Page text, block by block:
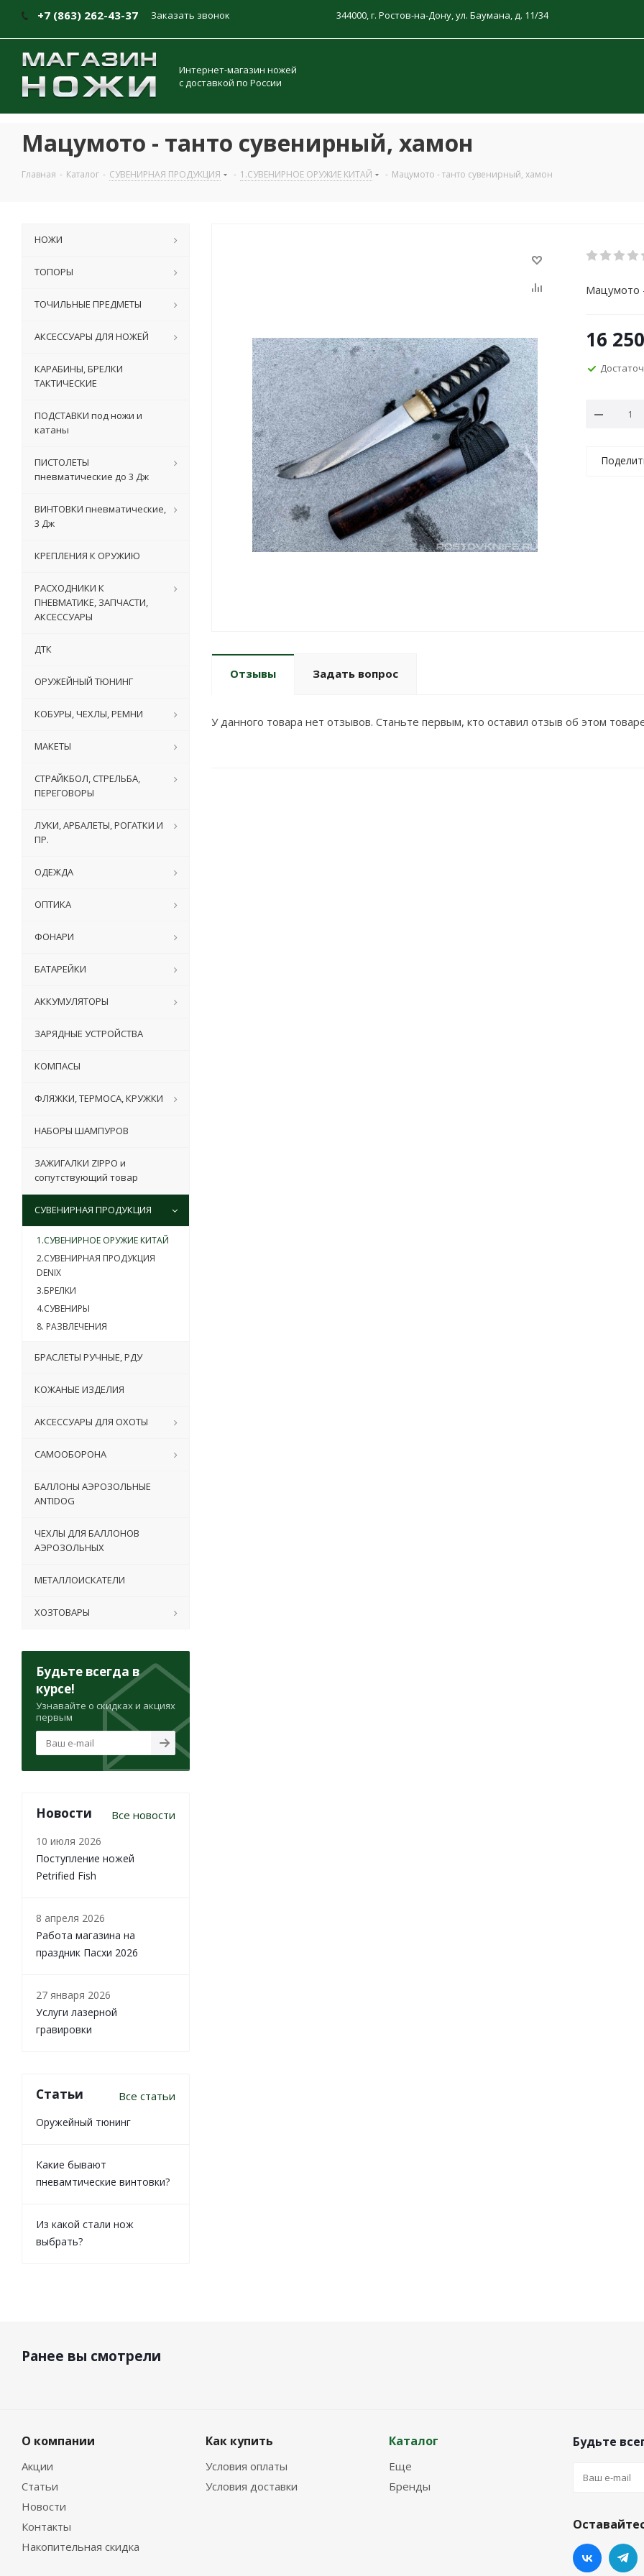
+7 (863) 262-43-37 Заказать звонок 344000, г. Ростов-на-Дону, ул. Баумана, д. 11/34
Интернет-магазин ножей
с доставкой по России
Мацумото - танто сувенирный, хамон
Главная - Каталог - СУВЕНИРНАЯ ПРОДУКЦИЯ - 1.СУВЕНИРНОЕ ОРУЖИЕ КИТАЙ - Мацумото - танто сувенирный, хамон
Мацумото
16 250
Отзывы Задать вопрос
У данного товара нет отзывов. Станьте первым, кто оставил отзыв об этом
НОЖИ
ТОПОРЫ
ТОЧИЛЬНЫЕ ПРЕДМЕТЫ
АКСЕССУАРЫ ДЛЯ НОЖЕЙ
КАРАБИНЫ, БРЕЛКИ
ТАКТИЧЕСКИЕ
ПОДСТАВКИ под ножи и
катаны
ПИСТОЛЕТЫ
пневматические до 3 Дж
ВИНТОВКИ пневматические,
3 Дж
КРЕПЛЕНИЯ К ОРУЖИЮ
РАСХОДНИКИ К
ПНЕВМАТИКЕ, ЗАПЧАСТИ,
АКСЕССУАРЫ
ДТК
ОРУЖЕЙНЫЙ ТЮНИНГ
КОБУРЫ, ЧЕХЛЫ, РЕМНИ
МАКЕТЫ
СТРАЙКБОЛ, СТРЕЛЬБА,
ПЕРЕГОВОРЫ
ЛУКИ, АРБАЛЕТЫ, РОГАТКИ И
ПР.
ОДЕЖДА
ОПТИКА
ФОНАРИ
БАТАРЕЙКИ
АККУМУЛЯТОРЫ
ЗАРЯДНЫЕ УСТРОЙСТВА
КОМПАСЫ
ФЛЯЖКИ, ТЕРМОСА, КРУЖКИ
НАБОРЫ ШАМПУРОВ
ЗАЖИГАЛКИ ZIPPO и
сопутствующий товар
СУВЕНИРНАЯ ПРОДУКЦИЯ
1.СУВЕНИРНОЕ ОРУЖИЕ КИТАЙ
2.СУВЕНИРНАЯ ПРОДУКЦИЯ
DENIX
3.БРЕЛКИ
4.СУВЕНИРЫ
8. РАЗВЛЕЧЕНИЯ
БРАСЛЕТЫ РУЧНЫЕ, РДУ
КОЖАНЫЕ ИЗДЕЛИЯ
АКСЕССУАРЫ ДЛЯ ОХОТЫ
САМООБОРОНА
БАЛЛОНЫ АЭРОЗОЛЬНЫЕ
ANTIDOG
ЧЕХЛЫ ДЛЯ БАЛЛОНОВ
АЭРОЗОЛЬНЫХ
МЕТАЛЛОИСКАТЕЛИ
ХОЗТОВАРЫ
Будьте всегда в
курсе!
Узнавайте о скидках и акциях
первым
Новости Все новости
10 июля 2026
Поступление ножей
Petrified Fish
8 апреля 2026
Работа магазина на
праздник Пасхи 2026
27 января 2026
Услуги лазерной
гравировки
Статьи Все статьи
Оружейный тюнинг
Какие бывают
пневамтические винтовки?
Из какой стали нож
выбрать?
Ранее вы смотрели
О компании
Акции
Статьи
Новости
Контакты
Накопительная скидка
Как купить
Условия оплаты
Условия доставки
Каталог
Еще
Бренды
Будьте